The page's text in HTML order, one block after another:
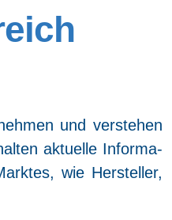
und ver­ste­hen
aktu­el­le Infor­ma­
wie Her­stel­ler,